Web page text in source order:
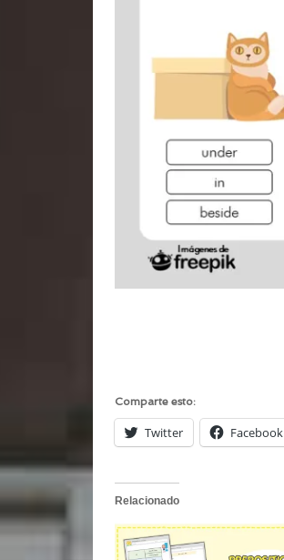
Comparte esto:
Twitter Facebook
Relacionado